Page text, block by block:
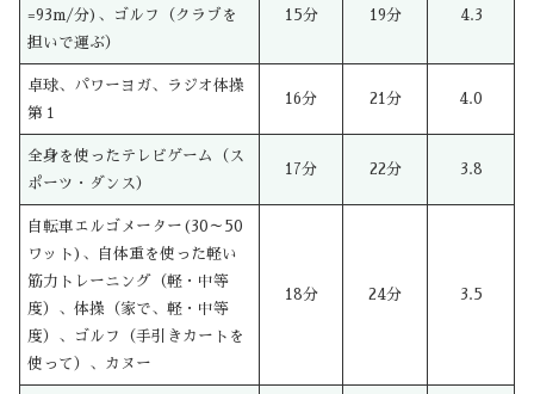
=93m/分)、ゴルフ（クラブを
担いで運ぶ）
15分 19分 4.3
卓球、パワーヨガ、ラジオ体操
第１
16分 21分 4.0
全身を使ったテレビゲーム（ス
ポーツ・ダンス）
17分 22分 3.8
自転車エルゴメーター(30～50
ワット)、自体重を使った軽い
筋力トレーニング（軽・中等
度）、体操（家で、軽・中等
度）、ゴルフ（手引きカートを
使って）、カヌー
18分 24分 3.5